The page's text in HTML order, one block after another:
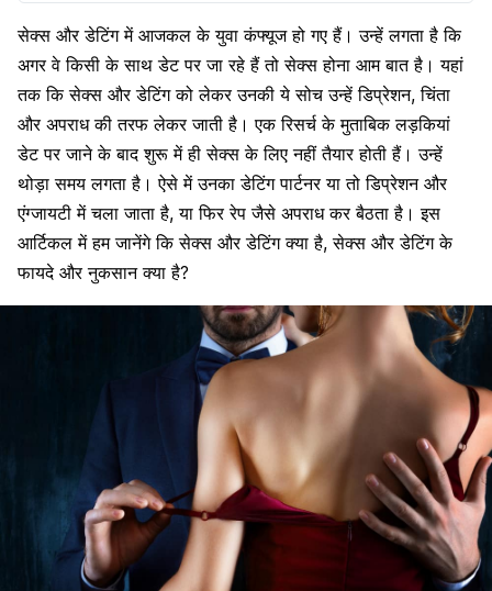
सेक्स और डेटिंग में आजकल के युवा कंफ्यूज हो गए हैं। उन्हें लगता है कि
अगर वे किसी के साथ डेट पर जा रहे हैं तो सेक्स होना आम बात है। यहां
तक कि सेक्स और डेटिंग को लेकर उनकी ये सोच उन्हें डिप्रेशन, चिंता
और अपराध की तरफ लेकर जाती है। एक रिसर्च के मुताबिक लड़कियां
डेट पर जाने के बाद शुरू में ही सेक्स के लिए नहीं तैयार होती हैं। उन्हें
थोड़ा समय लगता है। ऐसे में उनका डेटिंग पार्टनरया तो डिप्रेशन और
एंग्जायटी में चला जाता है, या फिर रेप जैसे अपराध कर बैठता है। इस
आर्टिकल में हम जानेंगे कि सेक्स और डेटिंग क्या है, सेक्स और डेटिंग के
फायदे और नुकसान क्या है?